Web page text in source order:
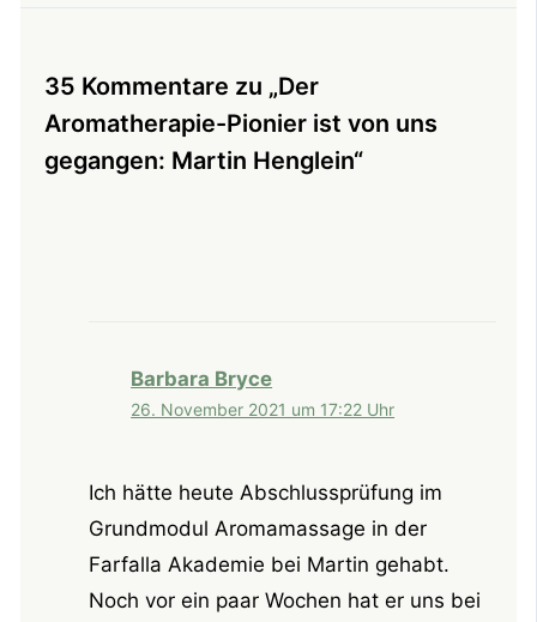
35 Kommentare zu „Der
Aromatherapie-Pionier ist von uns
gegangen: Martin Henglein“
Barbara Bryce
26. November 2021 um 17:22 Uhr
Ich hätte heute Abschlussprüfung im
Grundmodul Aromamassage in der
Farfalla Akademie bei Martin gehabt.
Noch vor ein paar Wochen hat er uns bei